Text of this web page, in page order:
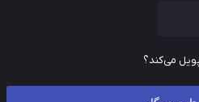
می‌کند؟